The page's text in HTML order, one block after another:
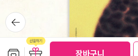
장바구니
되어야 한다.아주 짧은 말이라도 좋으니
표현하지 못했던 진심어린 우정의 말을
한 건 당연하다. 친구도 당황할지도 모
정할 수도 있겠다. 하지만 먼저 따뜻한 말
뒤로가
기